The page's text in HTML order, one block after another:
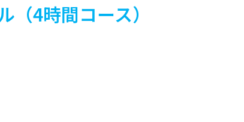
4時間コース）